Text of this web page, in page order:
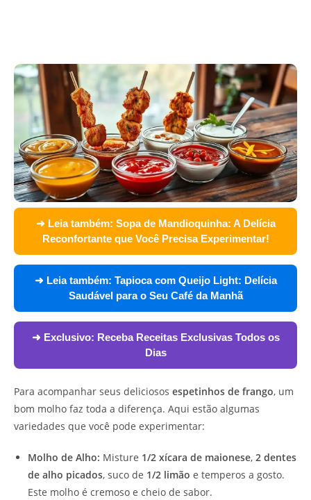
➜ Leia também: Sopa de Mandioquinha: A Delícia
Reconfortante que Você Precisa Experimentar!
➜ Leia também: Tapioca com Queijo Light: Delícia
Saudável para o Seu Café da Manhã
➜ Exclusivo: Receba Receitas Exclusivas Todos os
Dias
Para acompanhar seus deliciosos espetinhos de frango, um
bom molho faz toda a diferença. Aqui estão algumas
variedades que você pode experimentar:
Molho de Alho: Misture 1/2 xícara de maionese, 2 dentes
de alho picados, suco de 1/2 limão e temperos a gosto.
Este molho é cremoso e cheio de sabor.